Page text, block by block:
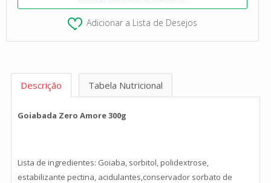
Adicionar a Lista de Desejos
Descrição Tabela Nutricional
Goiabada Zero Amore 300g
Lista de ingredientes: Goiaba, sorbitol, polidextrose,
estabilizante pectina, acidulantes,conservador sorbato de